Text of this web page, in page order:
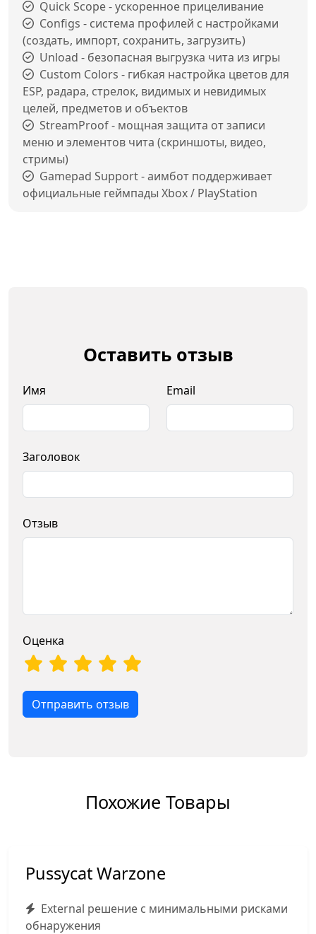
Quick Scope - ускоренное прицеливание
Configs - система профилей с настройками
(создать, импорт, сохранить, загрузить)
Unload - безопасная выгрузка чита из игры
Custom Colors - гибкая настройка цветов для
ESP, радара, стрелок, видимых и невидимых
целей, предметов и объектов
StreamProof - мощная защита от записи
меню и элементов чита (скриншоты, видео,
стримы)
Gamepad Support - аимбот поддерживает
официальные геймпады Xbox / PlayStation
Оставить отзыв
Имя Email
Заголовок
Отзыв
Оценка
Отправить отзыв
Похожие Товары
Pussycat Warzone
External решение с минимальными рисками
обнаружения